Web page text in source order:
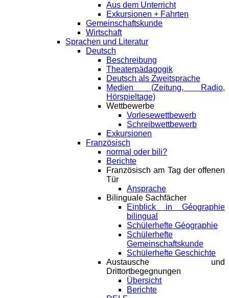
Aus dem Unterricht
Exkursionen + Fahrten
Gemeinschaftskunde
Wirtschaft
Sprachen und Literatur
Deutsch
Beschreibung
Theaterpädagogik
Deutsch als Zweitsprache
Medien (Zeitung, Radio,
Hörspieltage)
Wettbewerbe
Vorlesewettbewerb
Schreibwettbewerb
Exkursionen
Französisch
normal oder bili?
Berichte
Französisch am Tag der offenen
Tür
Ansprache
Bilinguale Sachfächer
Einblick in Géographie
bilingual
Schülerhefte Géographie
Schülerhefte
Gemeinschaftskunde
Schülerhefte Geschichte
Austausche und
Drittortbegegnungen
Übersicht
Berichte